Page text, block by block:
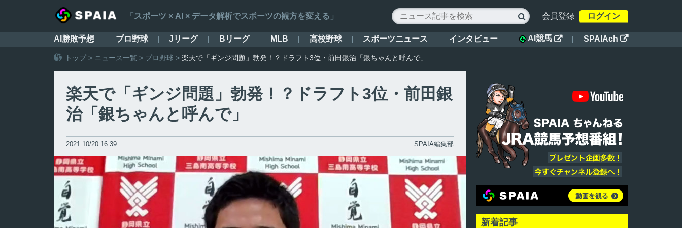
「スポーツ × AI × データ解析でスポーツの観方を変える」  会員登録 ログイン
AI勝敗予想 プロ野球 Jリーグ Bリーグ MLB 高校野球 スポーツニュース インタビュー AI競馬  SPAIAch 
トップ> ニュース一覧 > プロ野球 > 楽天で「ギンジ問題」勃発！？ドラフト3位・前田銀治「銀ちゃんと呼んで」
楽天で「ギンジ問題」勃発！？ドラフト3位・前田銀
治「銀ちゃんと呼んで」
2021 10/20 16:39 SPAIA編集部
新着記事